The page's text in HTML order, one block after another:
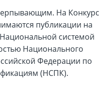
На Конкурс
публикации на
системой
Национального
Федерации по
(НСПК).